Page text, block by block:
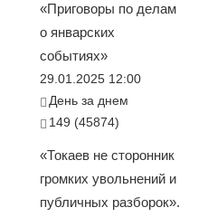
«Приговоры по делам
о январских
событиях»
29.01.2025 12:00
День за днем
149 (45874)
«Токаев не сторонник
громких увольнений и
публичных разборок».